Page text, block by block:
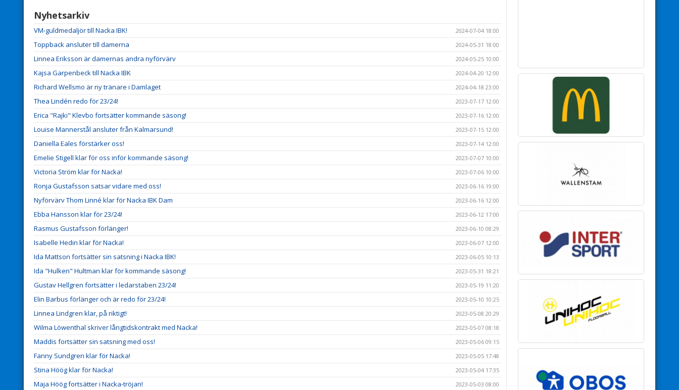
Nyhetsarkiv
VM-guldmedaljör till Nacka IBK! 2024-07-04 18:00
Toppback ansluter till damerna 2024-05-31 18:00
Linnea Eriksson är damernas andra nyförvärv 2024-05-25 10:00
Kajsa Garpenbeck till Nacka IBK 2024-04-20 12:00
Richard Wellsmo är ny tränare i Damlaget 2024-04-18 23:00
Thea Lindén redo för 23/24! 2023-07-17 12:00
Erica "Rajki" Klevbo fortsätter kommande säsong! 2023-07-16 12:00
Louise Mannerstål ansluter från Kalmarsund! 2023-07-15 12:00
Daniella Eales förstärker oss! 2023-07-14 12:00
Emelie Stigell klar för oss inför kommande säsong! 2023-07-07 10:00
Victoria Ström klar för Nacka! 2023-07-06 10:00
Ronja Gustafsson satsar vidare med oss! 2023-06-16 19:00
Nyförvärv Thom Linné klar för Nacka IBK Dam 2023-06-16 12:00
Ebba Hansson klar för 23/24! 2023-06-12 17:00
Rasmus Gustafsson förlänger! 2023-06-10 08:29
Isabelle Hedin klar för Nacka! 2023-06-07 12:00
Ida Mattson fortsätter sin satsning i Nacka IBK! 2023-06-05 10:13
Ida "Hulken" Hultman klar för kommande säsong! 2023-05-31 18:21
Gustav Hellgren fortsätter i ledarstaben 23/24! 2023-05-19 11:20
Elin Barbus förlänger och är redo för 23/24! 2023-05-10 10:25
Linnea Lindgren klar, på riktigt! 2023-05-08 20:29
Wilma Löwenthal skriver långtidskontrakt med Nacka! 2023-05-07 08:18
Maddis fortsätter sin satsning med oss! 2023-05-06 09:15
Fanny Sundgren klar för Nacka! 2023-05-05 17:48
Stina Höög klar för Nacka! 2023-05-04 17:35
Maja Höög fortsätter i Nacka-tröjan! 2023-05-03 08:00